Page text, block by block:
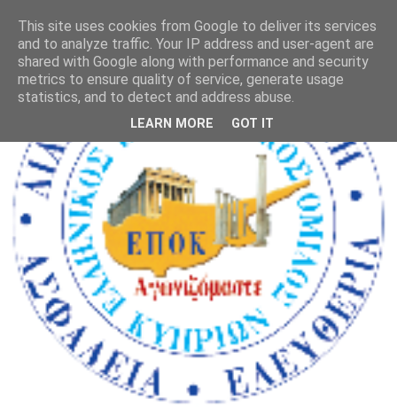
This site uses cookies from Google to deliver its services
and to analyze traffic. Your IP address and user-agent are
shared with Google along with performance and security
metrics to ensure quality of service, generate usage
statistics, and to detect and address abuse.
LEARN MORE GOT IT